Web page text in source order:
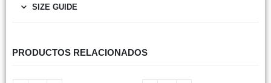
SIZE GUIDE
PRODUCTOS RELACIONADOS